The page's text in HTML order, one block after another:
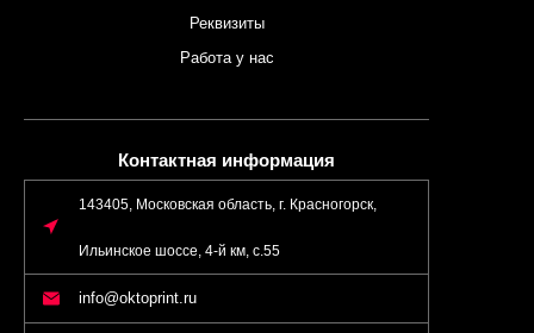
Реквизиты
Работа у нас
Контактная информация
143405, Московская область, г. Красногорск,
Ильинское шоссе, 4-й км, с.55
info@oktoprint.ru